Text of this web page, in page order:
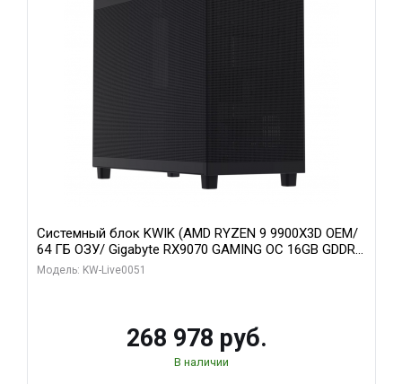
Системный блок KWIK (AMD RYZEN 9 9900X3D OEM/
64 ГБ ОЗУ/ Gigabyte RX9070 GAMING OC 16GB GDDR6
256bit 2xDP 2xH/ 960 ГБ SSD)
Модель: KW-Live0051
268 978 руб.
В наличии